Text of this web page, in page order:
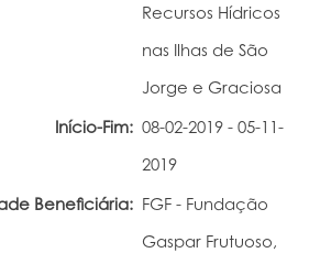
Recursos Hídricos
nas Ilhas de São
Jorge e Graciosa
Início-Fim: 08-02-2019 - 05-11-
2019
Beneficiária: FGF - Fundação
Gaspar Frutuoso,